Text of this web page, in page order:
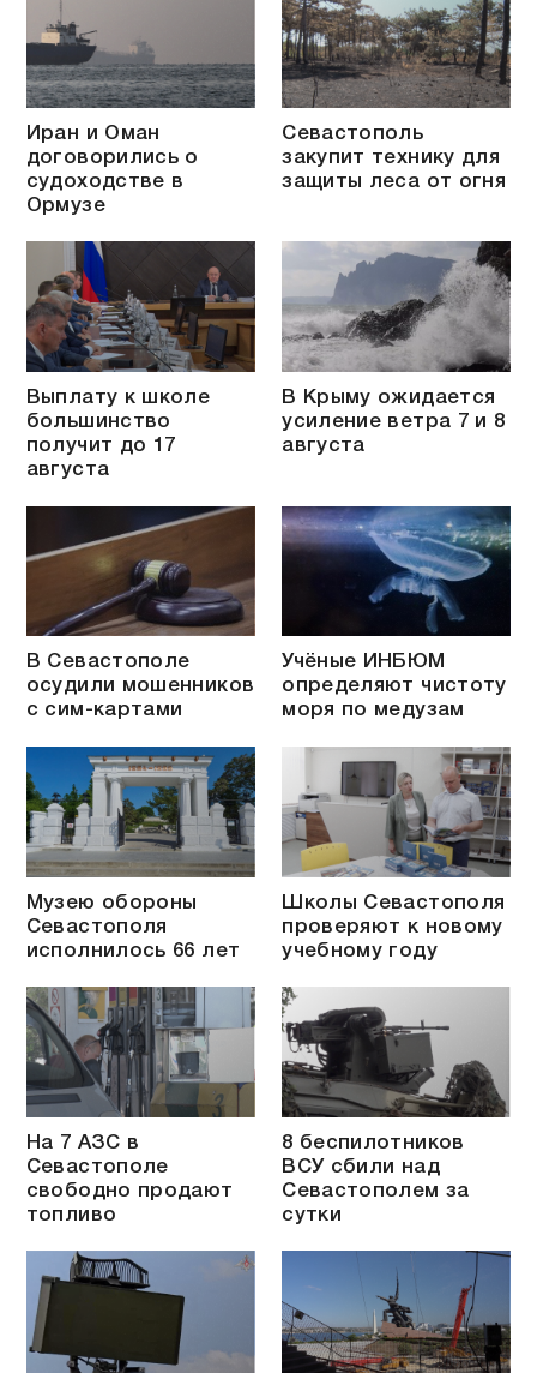
Иран и Оман
договорились о
судоходстве в
Ормузе
Севастополь
закупит технику для
защиты леса от огня
Выплату к школе
большинство
получит до 17
августа
В Крыму ожидается
усиление ветра 7 и 8
августа
В Севастополе
осудили мошенников
с сим-картами
Учёные ИНБЮМ
определяют чистоту
моря по медузам
Музею обороны
Севастополя
исполнилось 66 лет
Школы Севастополя
проверяют к новому
учебному году
На 7 АЗС в
Севастополе
свободно продают
топливо
8 беспилотников
ВСУ сбили над
Севастополем за
сутки